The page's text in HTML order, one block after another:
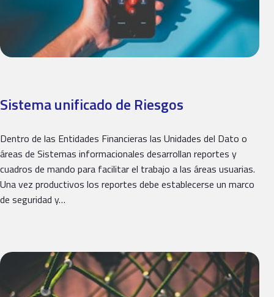
Sistema unificado de Riesgos​
Dentro de las Entidades Financieras las Unidades del Dato o
áreas de Sistemas informacionales desarrollan reportes y
cuadros de mando para facilitar el trabajo a las áreas usuarias.
Una vez productivos los reportes debe establecerse un marco
de seguridad y…